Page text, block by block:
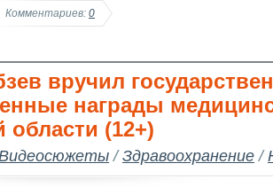
Комментариев: 0
вручил
награды
области (12+)
/Здравоохранение/